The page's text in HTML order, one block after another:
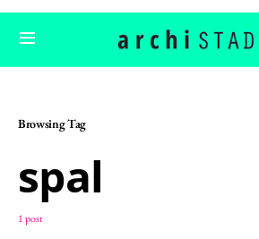
Browsing Tag
spal
1 post